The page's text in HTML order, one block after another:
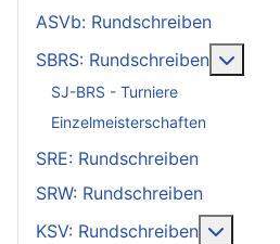
ASVb: Rundschreiben
SBRS: Rundschreiben
SJ-BRS - Turniere
Einzelmeisterschaften
SRE: Rundschreiben
SRW: Rundschreiben
KSV: Rundschreiben